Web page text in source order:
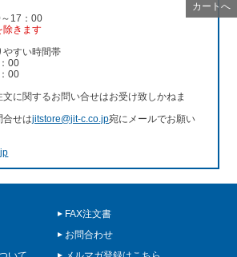
カートへ
～17：00
除きます
やすい時間帯
00
00
に関するお問い合せはお受け致しかねま
合せはjitstore@jit-c.co.jp宛にメールでお願い
FAX注文書
お問合わせ